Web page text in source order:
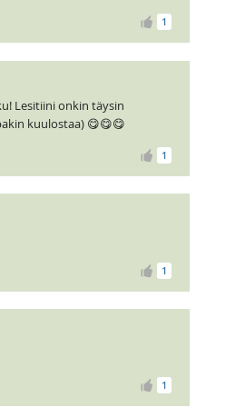
1
Lesitiini onkin täysin
kuulostaa) 😋😋😋
1
1
1